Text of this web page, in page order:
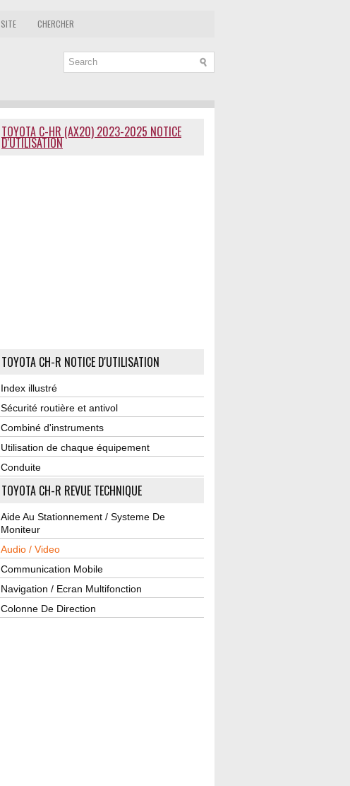
CHERCHER
TOYOTA C-HR (AX20) 2023-2025 NOTICE
D'UTILISATION
TOYOTA CH-R NOTICE D'UTILISATION
Index illustré
Sécurité routière et antivol
Combiné d'instruments
Utilisation de chaque équipement
Conduite
TOYOTA CH-R REVUE TECHNIQUE
Aide Au Stationnement / Systeme De
Moniteur
Audio / Video
Communication Mobile
Navigation / Ecran Multifonction
Colonne De Direction